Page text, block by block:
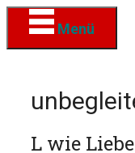
Zum
Inhalt
Menü
L wie Liebe